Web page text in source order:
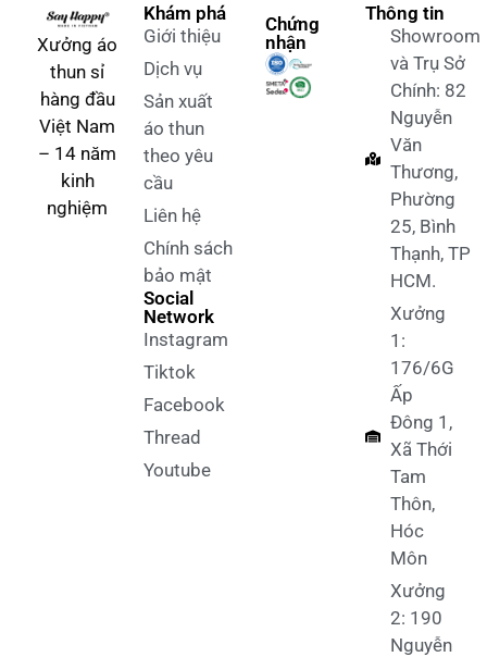
Xưởng áo
thun sỉ
hàng đầu
Việt Nam
– 14 năm
kinh
nghiệm
Khám phá
Giới thiệu
Dịch vụ
Sản xuất
áo thun
theo yêu
cầu
Liên hệ
Chính sách
bảo mật
Social
Network
Instagram
Tiktok
Facebook
Thread
Youtube
Chứng
nhận
Thông tin
Showroom
và Trụ Sở
Chính: 82
Nguyễn
Văn
Thương,
Phường
25, Bình
Thạnh, TP
HCM.
Xưởng
1:
176/6G
Ấp
Đông 1,
Xã Thới
Tam
Thôn,
Hóc
Môn
Xưởng
2: 190
Nguyễn